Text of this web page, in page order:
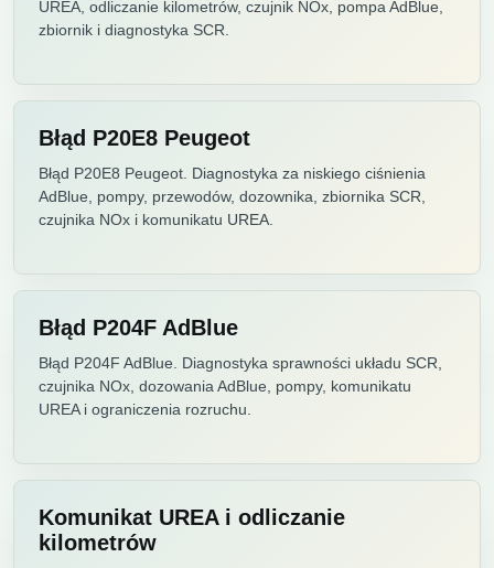
UREA, odliczanie kilometrów, czujnik NOx, pompa AdBlue,
zbiornik i diagnostyka SCR.
Błąd P20E8 Peugeot
Błąd P20E8 Peugeot. Diagnostyka za niskiego ciśnienia
AdBlue, pompy, przewodów, dozownika, zbiornika SCR,
czujnika NOx i komunikatu UREA.
Błąd P204F AdBlue
Błąd P204F AdBlue. Diagnostyka sprawności układu SCR,
czujnika NOx, dozowania AdBlue, pompy, komunikatu
UREA i ograniczenia rozruchu.
Komunikat UREA i odliczanie
kilometrów